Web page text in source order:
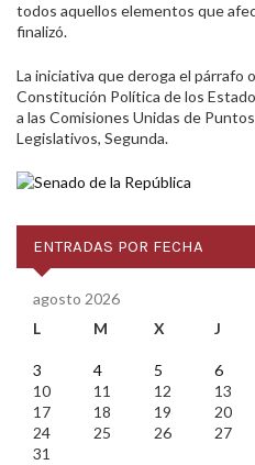
todos aquellos elementos que
finalizó.
La iniciativa que deroga el párrafo
Constitución Política de los
a las Comisiones Unidas de
Legislativos, Segunda.
ENTRADAS POR FECHA
agosto 2026
L
M X J
3
4 5 6
10
11 12 13
17
18 19 20
24
25 26 27
31